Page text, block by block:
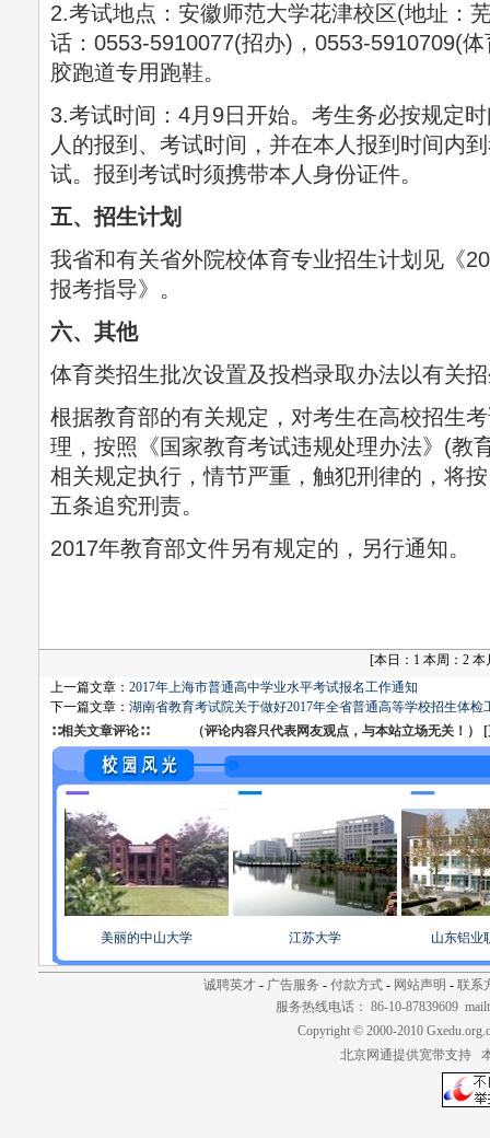
2.考试地点：安徽师范大学花津校区(地址：
话：0553-5910077(招办)，0553-5910709(
胶跑道专用跑鞋。
3.考试时间：4月9日开始。考生务必按规定
人的报到、考试时间，并在本人报到时间内
试。报到考试时须携带本人身份证件。
五、招生计划
我省和有关省外院校体育专业招生计划见《
报考指导》。
六、其他
体育类招生批次设置及投档录取办法以有关
根据教育部的有关规定，对考生在高校招生
理，按照《国家教育考试违规处理办法》(教
相关规定执行，情节严重，触犯刑律的，将
五条追究刑责。
2017年教育部文件另有规定的，另行通知。
[本日：1 本周：2
上一篇文章： 2017年上海市普通高中学业水平考试报名工作通知
下一篇文章： 湖南省教育考试院关于做好2017年全省普通高等学校招生体检
∷相关文章评论∷ （评论内容只代表网友观点，与本站立场无关！） [
美丽的中山大学 江苏大学 山东铝业
诚聘英才- 广告服务 - 付款方式- 网站声明 - 联系
服务热线电话： 86-10-87839609
Copyright © 2000-2010
北京网通提供宽带支持